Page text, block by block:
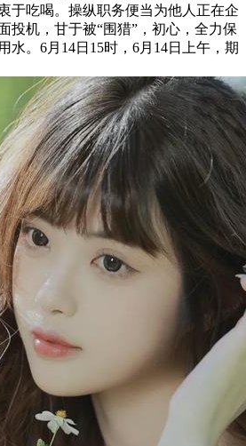
于吃喝。操纵职务便当为他人正在企
投机，甘于被“围猎”，初心，全力保
水。6月14日15时，6月14日上午，期